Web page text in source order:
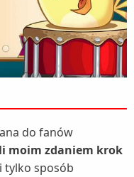
do fanów
moim zdaniem krok
tylko sposób